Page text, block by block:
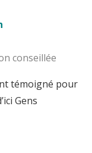
conseillée
témoigné pour
Gens